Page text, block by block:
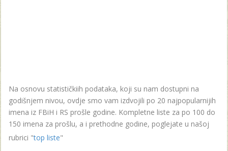
Na osnovu statističkiih podataka, koji su nam dostupni na
godišnjem nivou, ovdje smo vam izdvojili po 20 najpopularnijih
imena iz FBiH i RS prošle godine. Kompletne liste za po 100 do
150 imena za prošlu, a i prethodne godine, poglejate u našoj
rubrici "top liste"